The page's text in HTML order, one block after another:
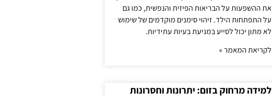
את ההשפעות על הבריאות הפיזית והנפשית, כמו גם
על התפתחות הילד. זיהוי סימנים מוקדמים של שימוש
לא מתון יכול לסייע במניעת בעיות עתידיות.
לקריאת המאמר »
למידה מרחוק בזום: יתרונות וחסרונות